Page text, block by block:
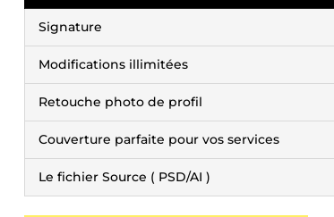
Signature
Modifications illimitées
Retouche photo de profil
Couverture parfaite pour vos services
Le fichier Source ( PSD/AI )